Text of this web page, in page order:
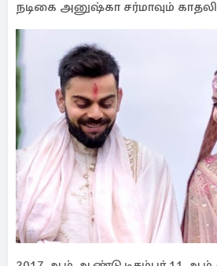
நடிகை அனுஷ்கா சர்மாவும்